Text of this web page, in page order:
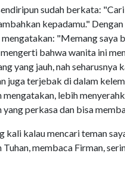
sudah berkata:
kepadamu."
"Memang saya
bahwa wanita ini
yang jauh, nah seharusnya
juga terjebak di dalam
lebih
perkasa dan bisa
kali kalau mencari teman
membaca Firman,